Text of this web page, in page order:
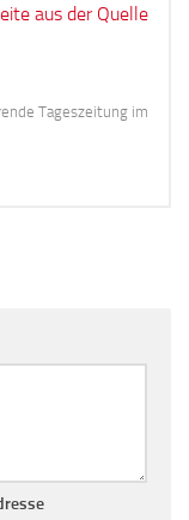
aus der Quelle
Tageszeitung im